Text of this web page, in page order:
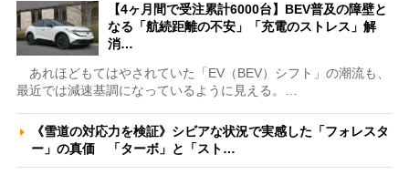
【4ヶ月間で受注累計6000台】BEV普及の障壁と
なる「航続距離の不安」「充電のストレス」解
消…
あれほどもてはやされていた「EV（BEV）シフト」の潮流も、
最近では減速基調になっているように見える。…
《雪道の対応力を検証》シビアな状況で実感した「フォレスタ
ー」の真価 「ターボ」と「スト…